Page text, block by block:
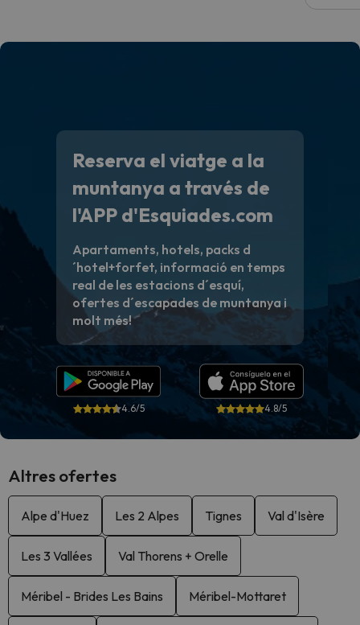
Reserva el viatge a la
muntanya a través de
l'APP d'Esquiades.com
Apartaments, hotels, packs d
´hotel+forfet, informació en temps
real de les estacions d´esquí,
ofertes d´escapades de muntanya i
molt més!
4.6/5 4.8/5
Altres ofertes
Alpe d'Huez Les 2 Alpes Tignes Val d'Isère
Les 3 Vallées Val Thorens + Orelle
Méribel - Brides Les Bains Méribel-Mottaret